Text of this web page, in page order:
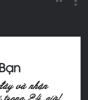
vaø nhaän